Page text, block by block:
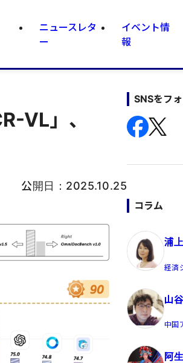
ニュースレタ
ー
イベント情
報
VL」、
公開日： 2025.10.25
SNSをフ
コラム
浦
経済
山
中国
阿生